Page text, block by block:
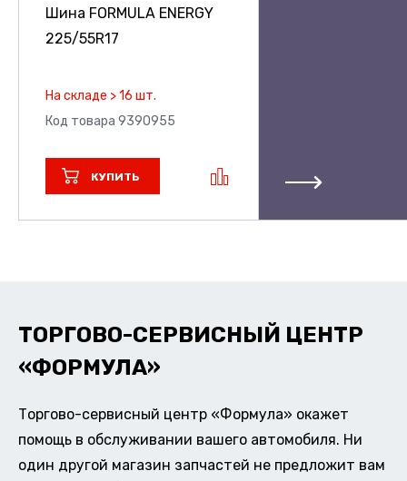
Шина FORMULA ENERGY
225/55R17
На складе > 16 шт.
Код товара 9390955
КУПИТЬ
ТОРГОВО-СЕРВИСНЫЙ ЦЕНТР
«ФОРМУЛА»
Торгово-сервисный центр «Формула» окажет
помощь в обслуживании вашего автомобиля. Ни
один другой магазин запчастей не предложит вам